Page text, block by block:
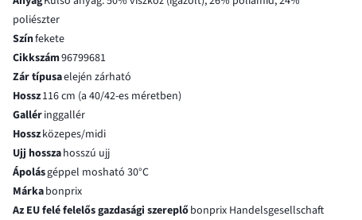
poliészter
Színfekete
Cikkszám96799681
Zár típusaelején zárható
Hossz116 cm (a 40/42-es méretben)
Galléringgallér
Hosszközepes/midi
Ujj hosszahosszú ujj
Ápolásgéppel mosható 30°C
Márkabonprix
Az EU felé felelős gazdasági szereplőbonprix Handelsgesellschaft